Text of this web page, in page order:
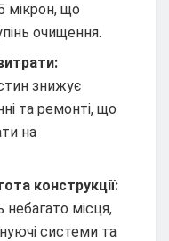
мікрон, що
очищення.
знижує
та ремонті, що
на
конструкції:
місця,
системи та